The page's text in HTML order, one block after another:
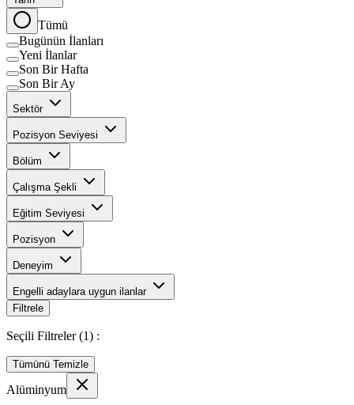
Tümü
Bugünün İlanları
Yeni İlanlar
Son Bir Hafta
Son Bir Ay
Sektör
Pozisyon Seviyesi
Bölüm
Çalışma Şekli
Eğitim Seviyesi
Pozisyon
Deneyim
Engelli adaylara uygun ilanlar
Filtrele
Seçili Filtreler (1) :
Tümünü Temizle
Alüminyum